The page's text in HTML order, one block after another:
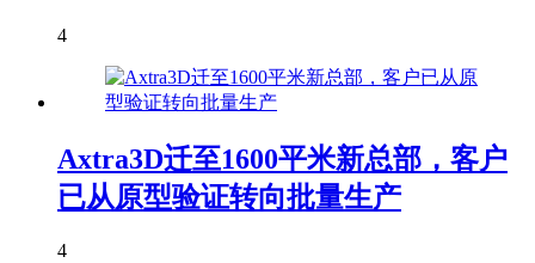
4
Axtra3D迁至1600平米新总部，客户
已从原型验证转向批量生产
4